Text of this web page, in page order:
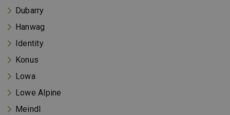
Dubarry
Hanwag
Identity
Konus
Lowa
Lowe Alpine
Meindl